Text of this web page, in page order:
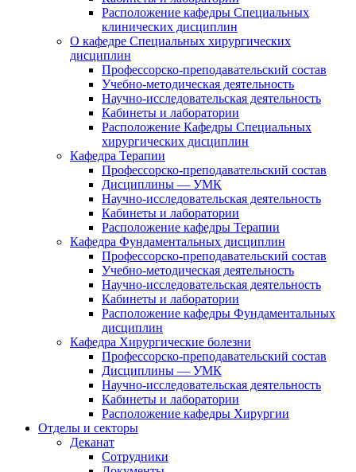
Расположение кафедры Специальных
клинических дисциплин
О кафедре Специальных хирургических
дисциплин
Профессорско-преподавательский состав
Учебно-методическая деятельность
Научно-исследовательская деятельность
Кабинеты и лаборатории
Расположение Кафедры Специальных
хирургических дисциплин
Кафедра Терапии
Профессорско-преподавательский состав
Дисциплины — УМК
Научно-исследовательская деятельность
Кабинеты и лаборатории
Расположение кафедры Терапии
Кафедра Фундаментальных дисциплин
Профессорско-преподавательский состав
Учебно-методическая деятельность
Научно-исследовательская деятельность
Кабинеты и лаборатории
Расположение кафедры Фундаментальных
дисциплин
Кафедра Хирургические болезни
Профессорско-преподавательский состав
Дисциплины — УМК
Научно-исследовательская деятельность
Кабинеты и лаборатории
Расположение кафедры Хирургии
Отделы и секторы
Деканат
Сотрудники